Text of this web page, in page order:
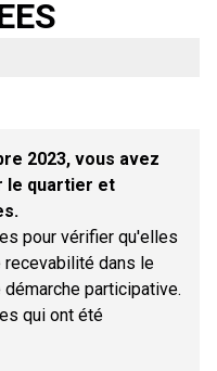
2023, vous avez
le quartier et
pour vérifier qu'elles
recevabilité dans le
participative.
qui ont été